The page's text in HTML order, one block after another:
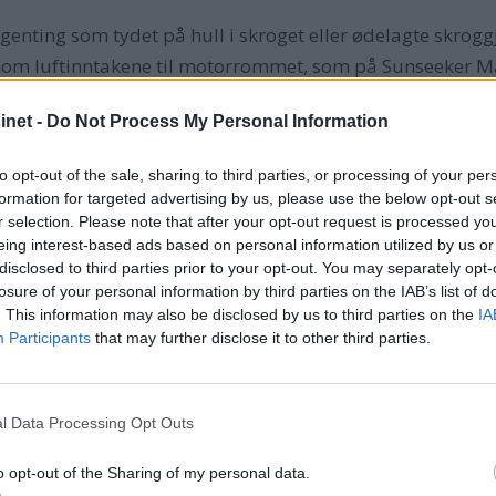
- Do Not Process My Personal Information
opt-out of the sale, sharing to third parties, or processing of your
for targeted advertising by us, please use the below opt-out
selection. Please note that after your opt-out request is processed
interest-based ads based on personal information utilized by us
to third parties prior to your opt-out. You may separately
of your personal information by third parties on the IAB’s list of
This information may also be disclosed by us to third parties on the
Participants that may further disclose it to other third parties.
Data Processing Opt Outs
opt-out of the Sharing of my personal data.
som tydet på hull i skroget eller ødelagte
luftinntakene til motorrommet, som på Sunseeker
ifølge vår kilde.
mulig, sa skipperen på redningsskøyta, Jøran
Princess» en times tid før mannskapet hoppet i
på det tidspunktet meldte om problemer med
snakket med på «Ægir». Han sier bølgehøyden var
båten liggende med hekken mot sjøene, som veltet